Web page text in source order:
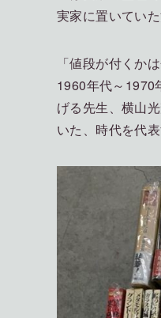
実家に置いてい
「値段が付くか
1960年代～1970
げる先生、横山
いた、時代を代